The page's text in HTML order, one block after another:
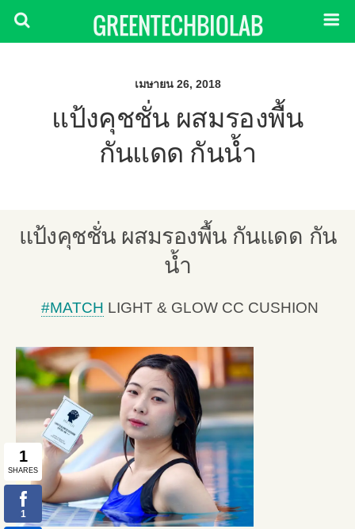
GREENTECHBIOLAB
เมษายน 26, 2018
แป้งคุชชั่น ผสมรองพื้น
กันแดด กันน้ำ
แป้งคุชชั่น ผสมรองพื้น กันแดด กัน
น้ำ
#MATCH LIGHT & GLOW CC CUSHION